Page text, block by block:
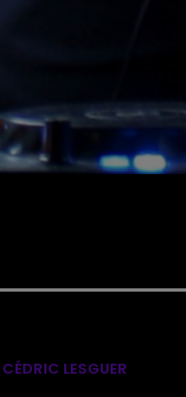
CÉDRIC LESGUER